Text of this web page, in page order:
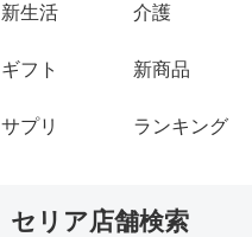
新生活 介護
ギフト 新商品
サプリ ランキング
セリア店舗検索